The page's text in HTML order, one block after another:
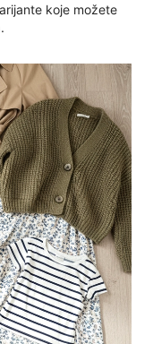
koje možete